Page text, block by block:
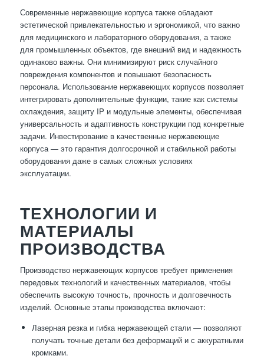
Современные нержавеющие корпуса также обладают
эстетической привлекательностью и эргономикой, что важно
для медицинского и лабораторного оборудования, а также
для промышленных объектов, где внешний вид и надежность
одинаково важны. Они минимизируют риск случайного
повреждения компонентов и повышают безопасность
персонала. Использование нержавеющих корпусов позволяет
интегрировать дополнительные функции, такие как системы
охлаждения, защиту IP и модульные элементы, обеспечивая
универсальность и адаптивность конструкции под конкретные
задачи. Инвестирование в качественные нержавеющие
корпуса — это гарантия долгосрочной и стабильной работы
оборудования даже в самых сложных условиях
эксплуатации.
ТЕХНОЛОГИИ И
МАТЕРИАЛЫ
ПРОИЗВОДСТВА
Производство нержавеющих корпусов требует применения
передовых технологий и качественных материалов, чтобы
обеспечить высокую точность, прочность и долговечность
изделий. Основные этапы производства включают:
Лазерная резка и гибка нержавеющей стали — позволяют
получать точные детали без деформаций и с аккуратными
кромками.